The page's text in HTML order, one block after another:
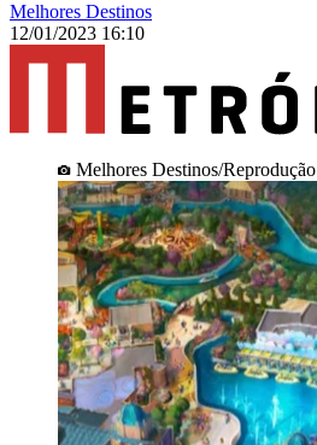
Melhores Destinos
12/01/2023 16:10
Melhores Destinos/Reprodução